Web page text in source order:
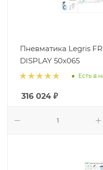
Пневматика Legris
DISPLAY 50x065
Есть в
316 024 ₽